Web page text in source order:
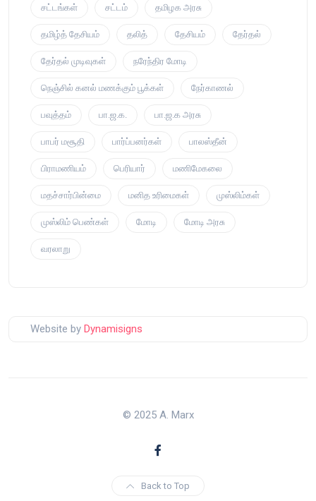
சட்டங்கள் சட்டம் தமிழக அரசு
தமிழ்த் தேசியம் தலித் தேசியம் தேர்தல்
தேர்தல் முடிவுகள் நரேந்திர மோடி
நெஞ்சில் கனல் மணக்கும் பூக்கள் நேர்காணல்
பவுத்தம் பா.ஜ.க. பா.ஜ.க அரசு
பாபர் மசூதி பார்ப்பனர்கள் பாலஸ்தீன்
பிராமணியம் பெரியார் மணிமேகலை
மதச்சார்பின்மை மனித உரிமைகள் முஸ்லிம்கள்
முஸ்லிம் பெண்கள் மோடி மோடி அரசு
வரலாறு
Website by Dynamisigns
© 2025 A. Marx
Back to Top